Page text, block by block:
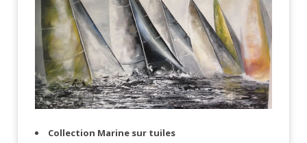
Collection Marine sur tuiles